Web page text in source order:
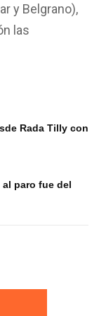
y Belgrano),
las
Rada Tilly con
paro fue del